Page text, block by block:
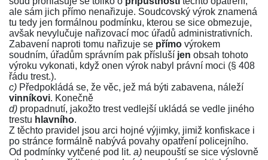
ale sám jich přímo nenařizuje. Soudcovský výrok znamená
tu tedy jen formálnou podmínku, kterou se sice obmezuje,
avšak nevylučuje nařizovací moc úřadů administrativních.
Zabavení naproti tomu nařizuje se přímo výrokem
soudním, úřadům správním pak přísluší jen obsah tohoto
výroku vykonati, když onen výrok nabyl právní moci (§ 408
řádu trest.).
c) Předpokládá se, že věc, jež má býti zabavena, náleží
vinníkovi. Konečně
d) propadnutí, jakožto trest vedlejší ukládá se vedle jiného
trestu hlavního.
Z těchto pravidel jsou arci hojné výjimky, jimiž konfiskace i
po stránce formálně nabývá povahy opatření policejního.
Od podmínky vytčené pod lit. a) neupouští se sice výslovně